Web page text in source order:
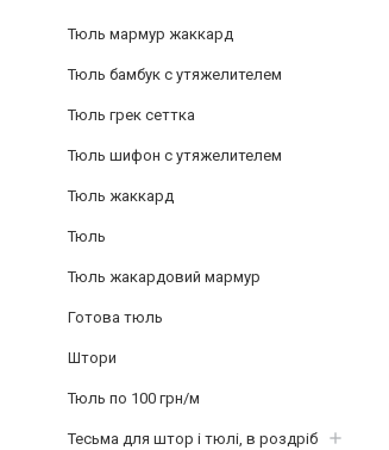
Тюль мармур жаккард
Тюль бамбук с утяжелителем
Тюль грек сеттка
Тюль шифон с утяжелителем
Тюль жаккард
Тюль
Тюль жакардовий мармур
Готова тюль
Штори
Тюль по 100 грн/м
Тесьма для штор і тюлі, в роздріб